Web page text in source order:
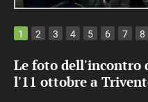
1 2 3 4 5 6 7 8
Le foto dell'incontro
l'11 ottobre a